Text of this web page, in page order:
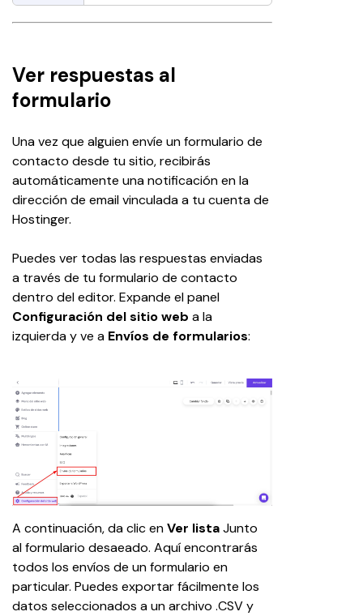
Ver respuestas al
formulario
Una vez que alguien envíe un formulario de
contacto desde tu sitio, recibirás
automáticamente una notificación en la
dirección de email vinculada a tu cuenta de
Hostinger.
Puedes ver todas las respuestas enviadas
a través de tu formulario de contacto
dentro del editor. Expande el panel
Configuración del sitio web a la
izquierda y ve a Envíos de formularios:
A continuación, da clic en Ver lista Junto
al formulario desaeado. Aquí encontrarás
todos los envíos de un formulario en
particular. Puedes exportar fácilmente los
datos seleccionados a un archivo .CSV y